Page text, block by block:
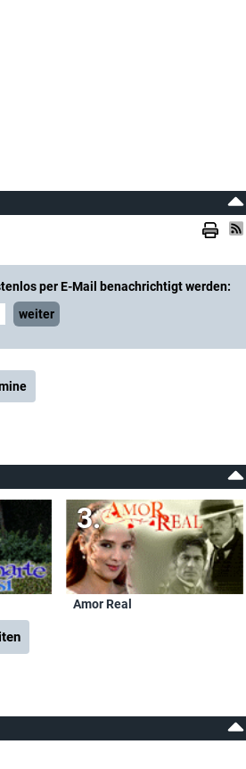
per E-Mail benachrichtigt werden:
weiter
Amor Real